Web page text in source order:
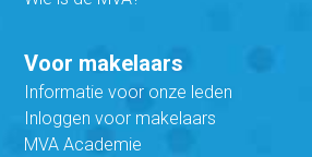
Voor makelaars
Informatie voor onze leden
Inloggen voor makelaars
MVA Academie